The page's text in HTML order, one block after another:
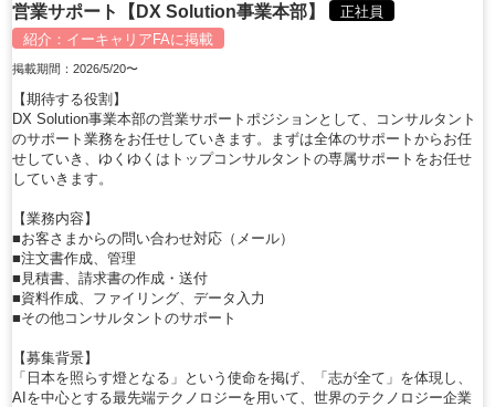
営業サポート【DX Solution事業本部】
正社員
紹介： イーキャリアFAに掲載
掲載期間：2026/5/20〜
【期待する役割】
DX Solution事業本部の営業サポートポジションとして、コンサルタント
のサポート業務をお任せしていきます。まずは全体のサポートからお任
せしていき、ゆくゆくはトップコンサルタントの専属サポートをお任せ
していきます。
【業務内容】
■お客さまからの問い合わせ対応（メール）
■注文書作成、管理
■見積書、請求書の作成・送付
■資料作成、ファイリング、データ入力
■その他コンサルタントのサポート
【募集背景】
「日本を照らす燈となる」という使命を掲げ、「志が全て」を体現し、
AIを中心とする最先端テクノロジーを用いて、世界のテクノロジー企業